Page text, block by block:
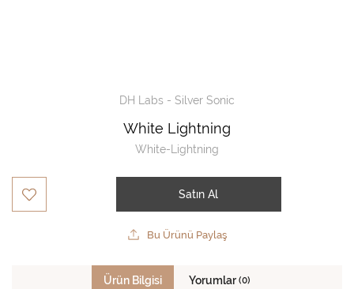
DH Labs - Silver Sonic
White Lightning
White-Lightning
Satın Al
Bu Ürünü Paylaş
Ürün Bilgisi Yorumlar (0)